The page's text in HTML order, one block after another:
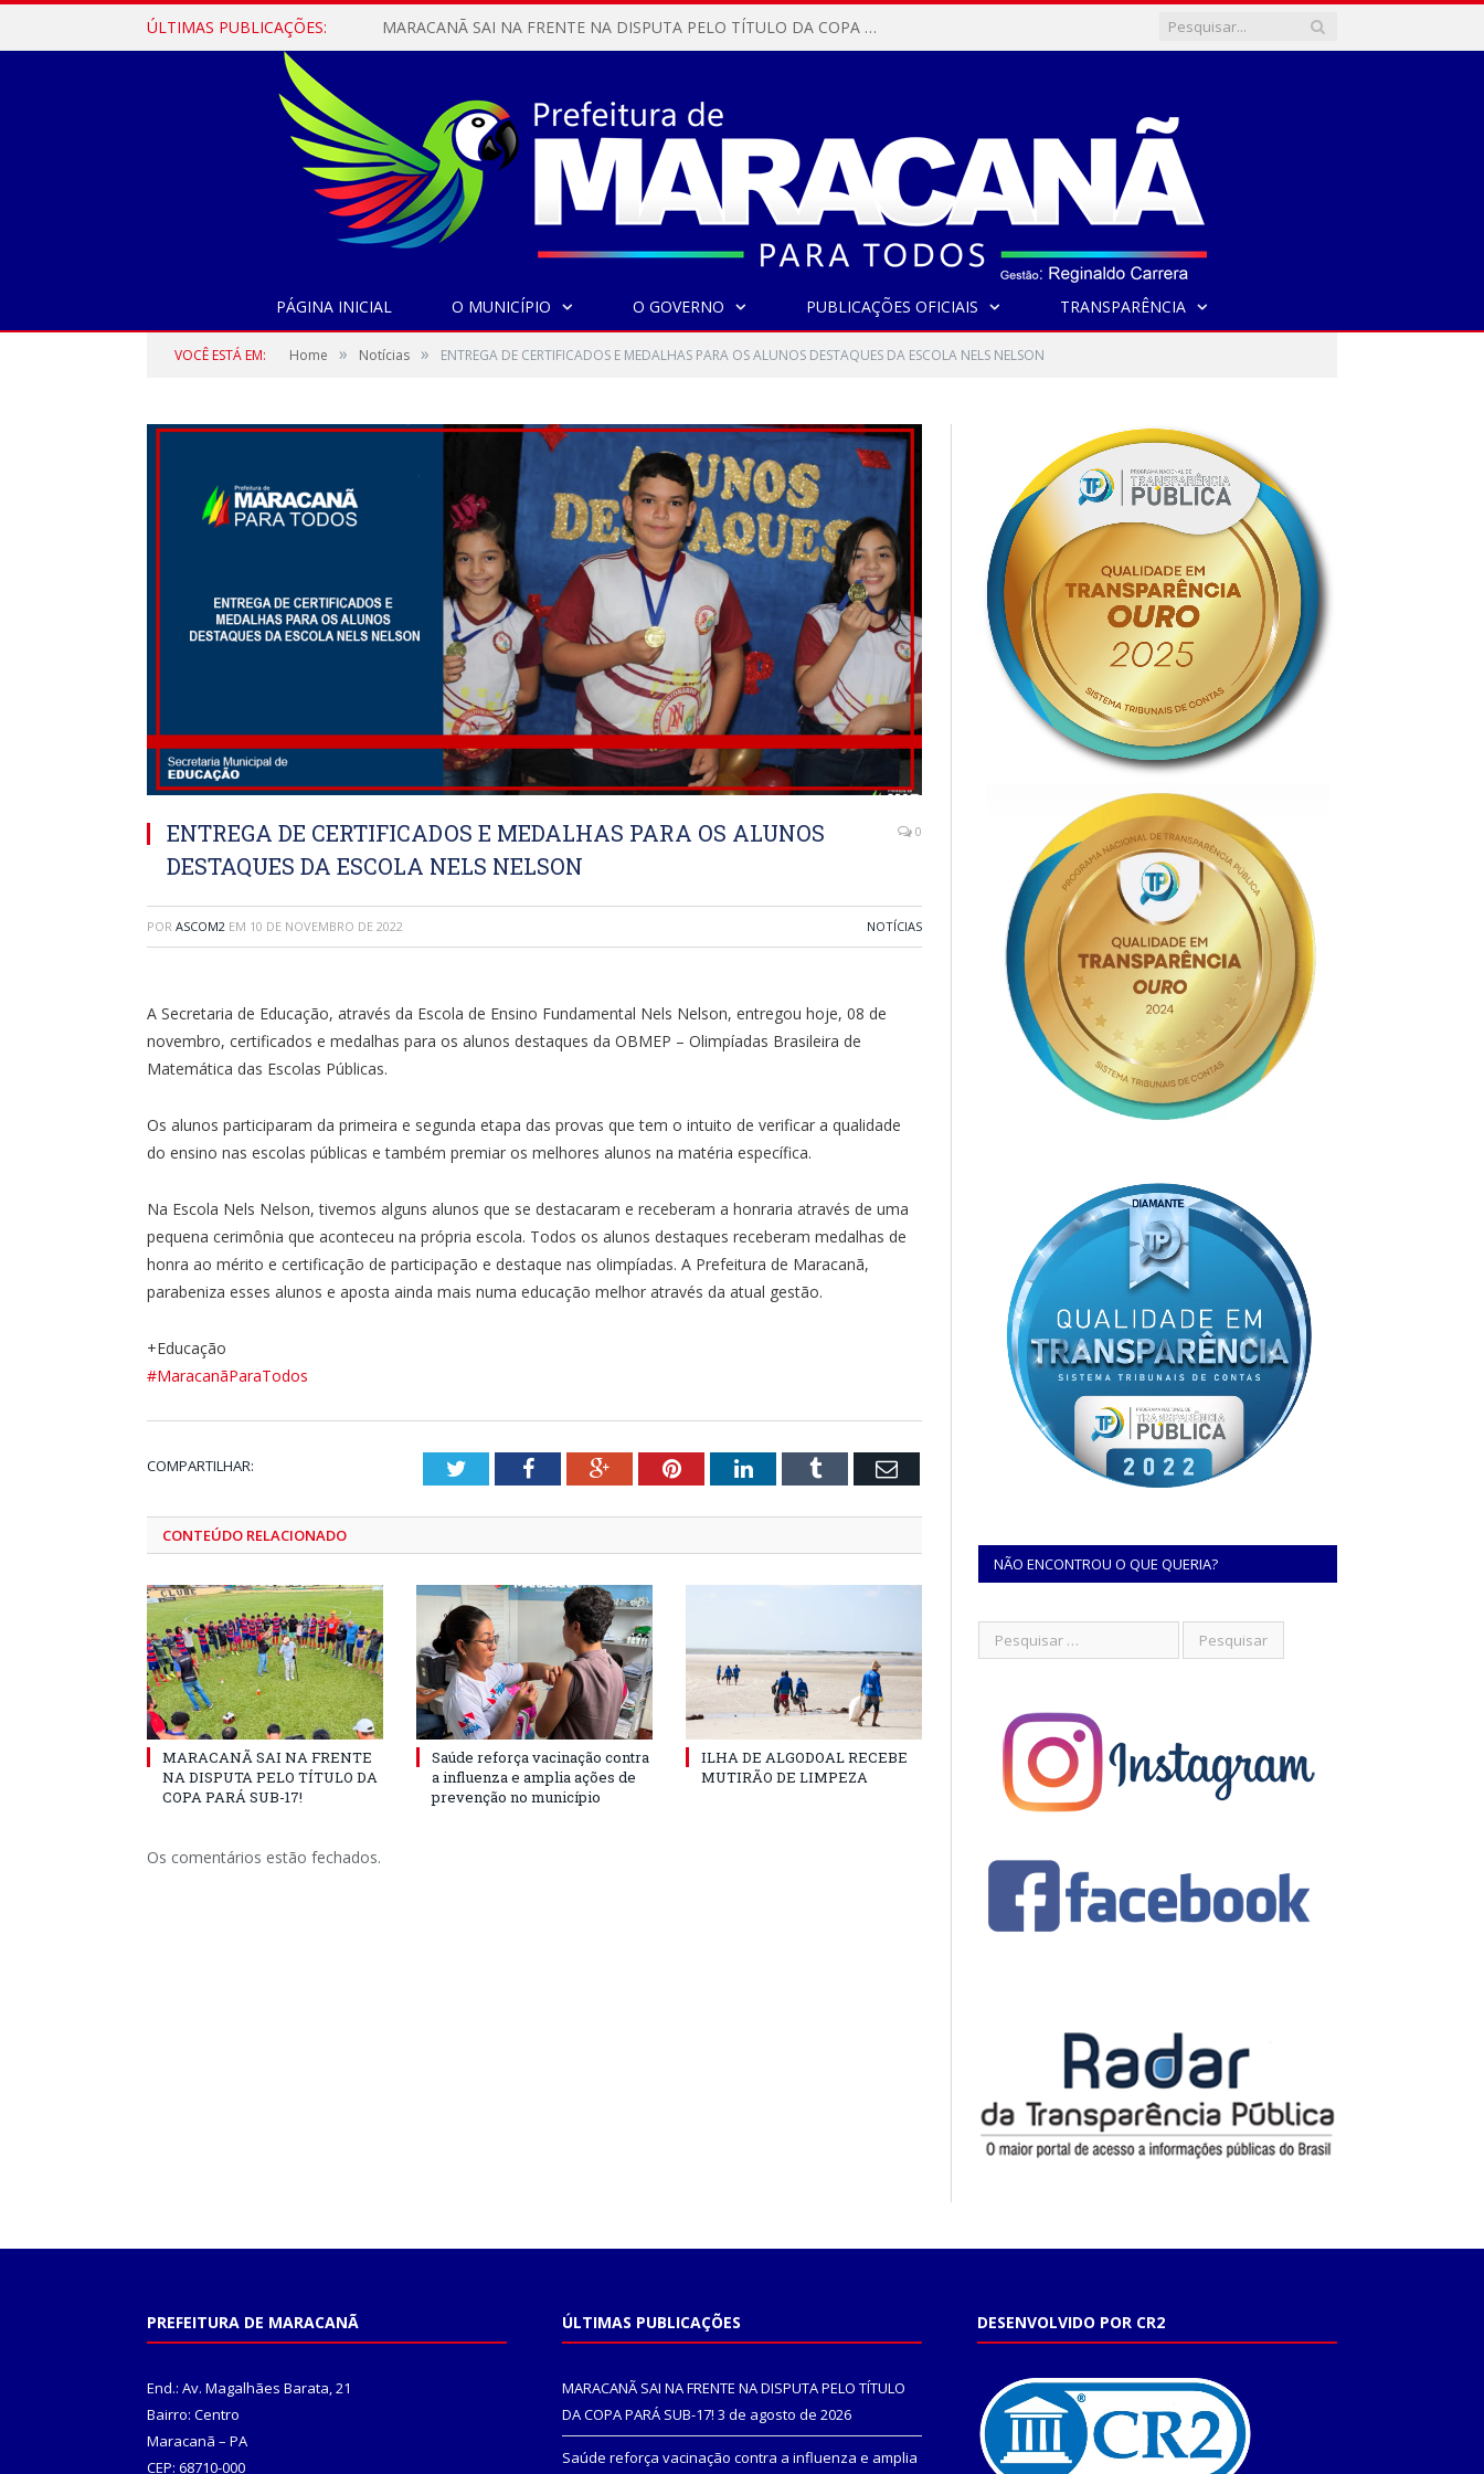
ÚLTIMAS PUBLICAÇÕES: MARACANÃ SAI NA FRENTE NA DISPUTA PELO TÍTULO DA COPA PARÁ SUB-17!
PÁGINA INICIAL O MUNICÍPIO O GOVERNO PUBLICAÇÕES OFICIAIS TRANSPARÊNCIA
VOCÊ ESTÁ EM: Home » Notícias » ENTREGA DE CERTIFICADOS E MEDALHAS PARA OS ALUNOS DESTAQUES DA ESCOLA NELS NELSON
ENTREGA DE CERTIFICADOS E MEDALHAS PARA OS ALUNOS
DESTAQUES DA ESCOLA NELS NELSON
0
POR ASCOM2 EM 10 DE NOVEMBRO DE 2022 NOTÍCIAS
A Secretaria de Educação, através da Escola de Ensino Fundamental Nels Nelson, entregou hoje, 08 de
novembro, certificados e medalhas para os alunos destaques da OBMEP – Olimpíadas Brasileira de
Matemática das Escolas Públicas.
Os alunos participaram da primeira e segunda etapa das provas que tem o intuito de verificar a qualidade
do ensino nas escolas públicas e também premiar os melhores alunos na matéria específica.
Na Escola Nels Nelson, tivemos alguns alunos que se destacaram e receberam a honraria através de uma
pequena cerimônia que aconteceu na própria escola. Todos os alunos destaques receberam medalhas de
honra ao mérito e certificação de participação e destaque nas olimpíadas. A Prefeitura de Maracanã,
parabeniza esses alunos e aposta ainda mais numa educação melhor através da atual gestão.
+Educação
#MaracanãParaTodos
COMPARTILHAR: TwitterFacebookGoogle+PinterestLinkedInTumblr Email
CONTEÚDO RELACIONADO
MARACANÃ SAI NA FRENTE
NA DISPUTA PELO TÍTULO DA
COPA PARÁ SUB-17!
Saúde reforça vacinação contra
a influenza e amplia ações de
prevenção no município
ILHA DE ALGODOAL RECEBE
MUTIRÃO DE LIMPEZA
Os comentários estão fechados.
NÃO ENCONTROU O QUE QUERIA?
PREFEITURA DE MARACANÃ
End.: Av. Magalhães Barata, 21
Bairro: Centro
Maracanã – PA
CEP: 68710-000
ÚLTIMAS PUBLICAÇÕES
MARACANÃ SAI NA FRENTE NA DISPUTA PELO TÍTULO
DA COPA PARÁ SUB-17! 3 de agosto de 2026
Saúde reforça vacinação contra a influenza e amplia
DESENVOLVIDO POR CR2